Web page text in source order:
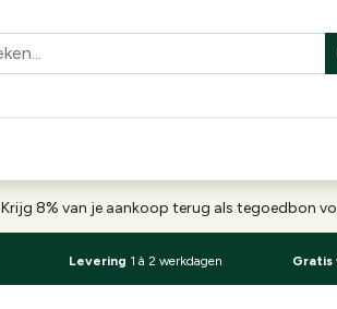
Krijg 8% van je aankoop terug als tegoedbon
Levering 1 à 2 werkdagen Gratis